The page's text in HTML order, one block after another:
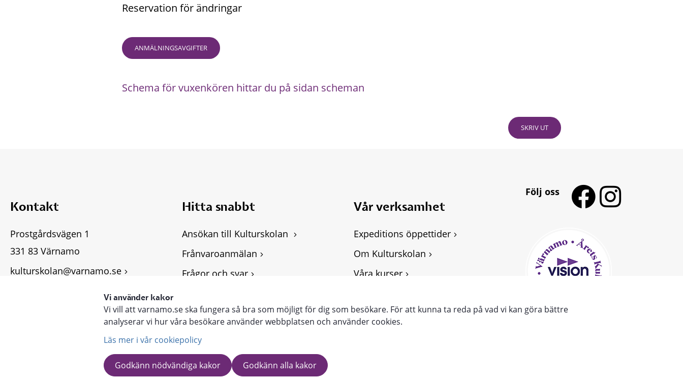
Vi använder kakor
Vi vill att varnamo.se ska fungera så bra som möjligt för dig som besökare. För att kunna ta reda på vad vi kan göra bättre
analyserar vi hur våra besökare använder webbplatsen och använder cookies.
Läs mer i vår cookiepolicy
Godkänn nödvändiga kakor Godkänn alla kakor
Reservation för ändringar
ANMÄLNINGSAVGIFTER
Schema för vuxenkören hittar du på sidan scheman
SKRIV UT
Kontakt
Prostgårdsvägen 1
331 83 Värnamo
kulturskolan@varnamo.se
Hitta snabbt
Ansökan till Kulturskolan
Frånvaroanmälan
Frågor och svar
Lämna synpunkter
Vår verksamhet
Expeditions öppettider
Om Kulturskolan
Våra kurser
Följ oss